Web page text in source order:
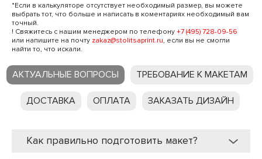
*Если в калькуляторе отсутствует необходимый размер, вы можете
выбрать тот, что больше и написать в коментариях необходимый вам
точный.
! Свяжитесь с нашим менеджером по телефону +7 (495) 728-09-56
или напишите на почту zakaz@stolitsaprint.ru, если вы не смогли
найти то, что искали.
АКТУАЛЬНЫЕ ВОПРОСЫ ТРЕБОВАНИЕ К МАКЕТАМ
ДОСТАВКА ОПЛАТА ЗАКАЗАТЬ ДИЗАЙН
Как правильно подготовить макет?